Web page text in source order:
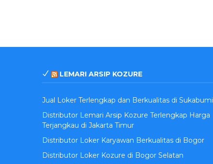
LEMARI ARSIP KOZURE
Jual Loker Terlengkap dan Berkualitas di Sukabumi
Distributor Lemari Arsip Kozure Terlengkap Harga
Terjangkau di Jakarta Timur
Distributor Loker Karyawan Berkualitas di Bogor
Distributor Loker Kozure di Bogor Selatan